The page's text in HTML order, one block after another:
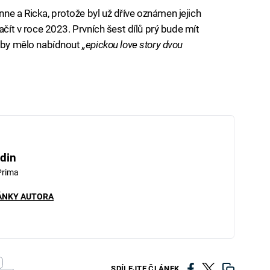
a Ricka, protože byl už dříve oznámen jejich
v roce 2023. Prvních šest dílů prý bude mít
mělo nabídnout „epickou love story dvou
AUTORA
SDÍLEJTE ČLÁNEK